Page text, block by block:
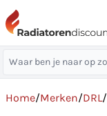
Home/Merken/DRL/